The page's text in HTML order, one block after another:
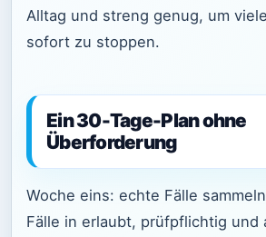
Alltag und streng genug, um
sofort zu stoppen.
Ein 30-Tage-Plan ohne
Überforderung
Woche eins: echte Fälle
Fälle in erlaubt, prüfpflichtig und